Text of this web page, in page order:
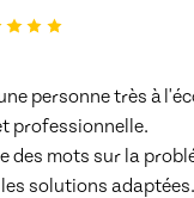
personne très à
professionnelle.
des mots sur la
solutions adaptées.